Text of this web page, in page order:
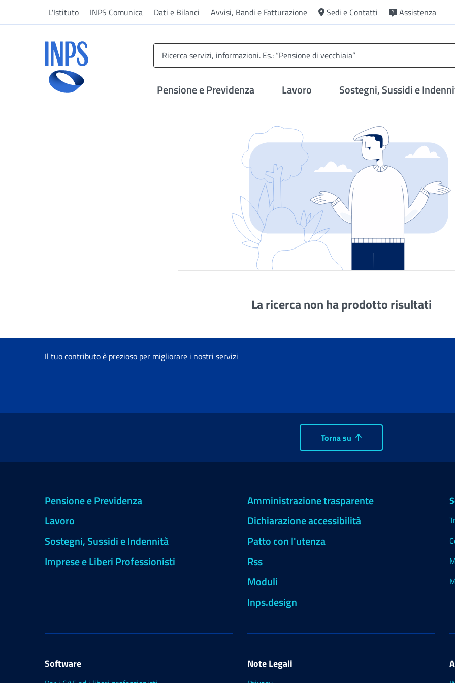
L'Istituto INPS Comunica Dati e Bilanci Avvisi, Bandi e Fatturazione Sedi e Contatti Assistenza
Pensione e Previdenza Lavoro Sostegni, Sussidi e
La ricerca non ha prodotto risultati
Il tuo contributo è prezioso per migliorare i nostri servizi
Torna su
Pensione e Previdenza
Lavoro
Sostegni, Sussidi e Indennità
Imprese e Liberi Professionisti
Amministrazione trasparente
Dichiarazione accessibilità
Patto con l'utenza
Rss
Moduli
Inps.design
Software Note Legali